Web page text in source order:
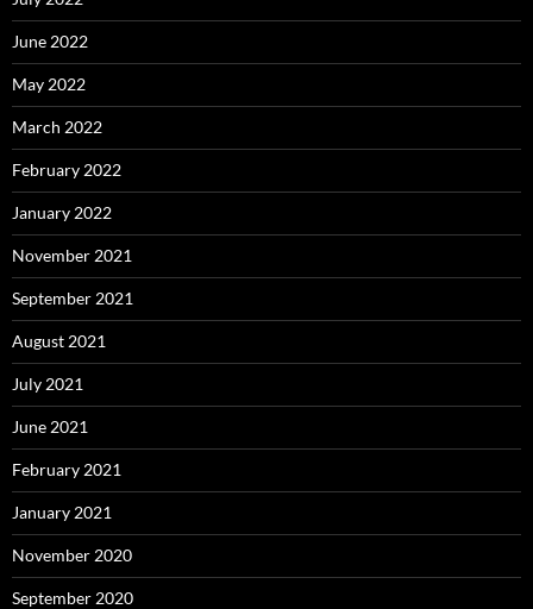
June 2022
May 2022
March 2022
February 2022
January 2022
November 2021
September 2021
August 2021
July 2021
June 2021
February 2021
January 2021
November 2020
September 2020